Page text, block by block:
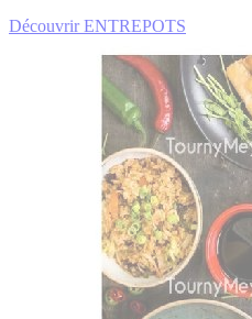
Découvrir ENTREPOTS